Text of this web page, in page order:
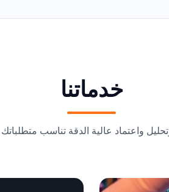
خدماتنا
واعتماد عالية الدقة تناسب